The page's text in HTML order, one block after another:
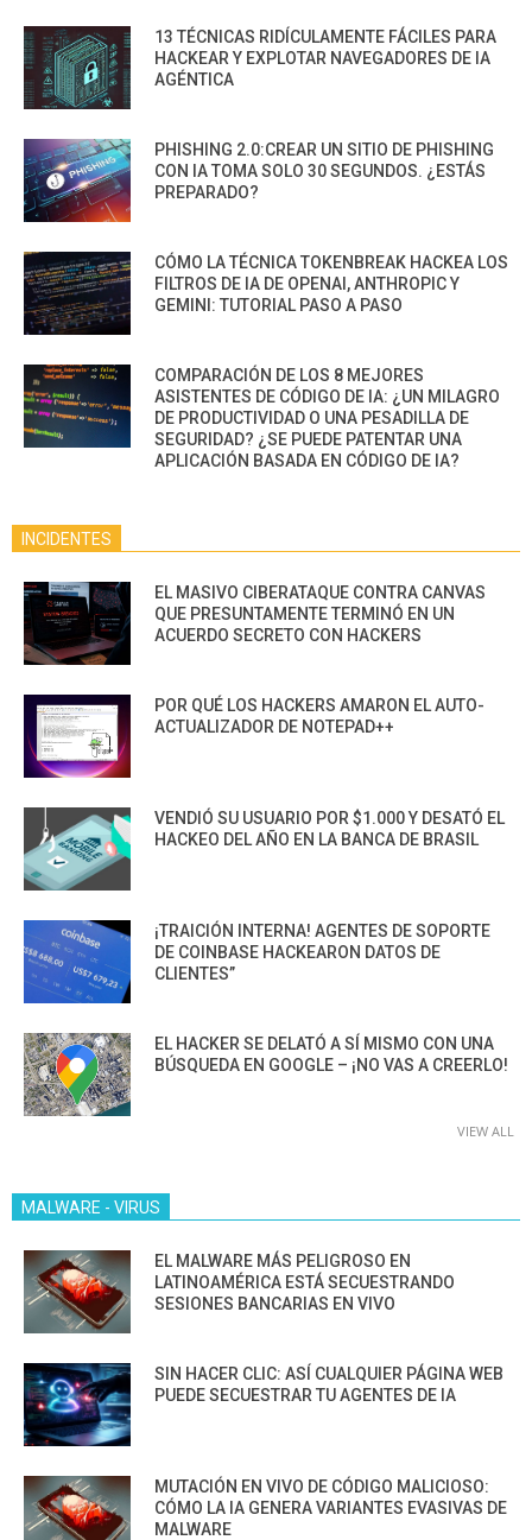
13 TÉCNICAS RIDÍCULAMENTE FÁCILES PARA
HACKEAR Y EXPLOTAR NAVEGADORES DE IA
AGÉNTICA
PHISHING 2.0:CREAR UN SITIO DE PHISHING
CON IA TOMA SOLO 30 SEGUNDOS. ¿ESTÁS
PREPARADO?
CÓMO LA TÉCNICA TOKENBREAK HACKEA LOS
FILTROS DE IA DE OPENAI, ANTHROPIC Y
GEMINI: TUTORIAL PASO A PASO
COMPARACIÓN DE LOS 8 MEJORES
ASISTENTES DE CÓDIGO DE IA: ¿UN MILAGRO
DE PRODUCTIVIDAD O UNA PESADILLA DE
SEGURIDAD? ¿SE PUEDE PATENTAR UNA
APLICACIÓN BASADA EN CÓDIGO DE IA?
INCIDENTES
EL MASIVO CIBERATAQUE CONTRA CANVAS
QUE PRESUNTAMENTE TERMINÓ EN UN
ACUERDO SECRETO CON HACKERS
POR QUÉ LOS HACKERS AMARON EL AUTO-
ACTUALIZADOR DE NOTEPAD++
VENDIÓ SU USUARIO POR $1.000 Y DESATÓ EL
HACKEO DEL AÑO EN LA BANCA DE BRASIL
¡TRAICIÓN INTERNA! AGENTES DE SOPORTE
DE COINBASE HACKEARON DATOS DE
CLIENTES”
EL HACKER SE DELATÓ A SÍ MISMO CON UNA
BÚSQUEDA EN GOOGLE – ¡NO VAS A CREERLO!
VIEW ALL
MALWARE - VIRUS
EL MALWARE MÁS PELIGROSO EN
LATINOAMÉRICA ESTÁ SECUESTRANDO
SESIONES BANCARIAS EN VIVO
SIN HACER CLIC: ASÍ CUALQUIER PÁGINA WEB
PUEDE SECUESTRAR TU AGENTES DE IA
MUTACIÓN EN VIVO DE CÓDIGO MALICIOSO:
CÓMO LA IA GENERA VARIANTES EVASIVAS DE
MALWARE